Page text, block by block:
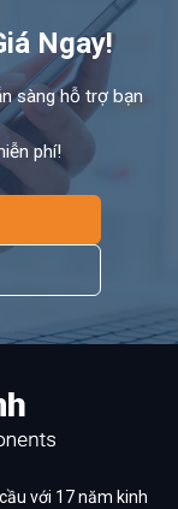
Ngay!
sàng hỗ trợ bạn
phí!
với 17 năm kinh